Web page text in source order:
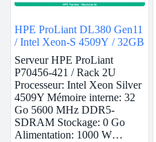
HPE ProLiant DL380 Gen11
/ Intel Xeon-S 4509Y / 32GB
Serveur HPE ProLiant
P70456-421 / Rack 2U
Processeur: Intel Xeon Silver
4509Y Mémoire interne: 32
Go 5600 MHz DDR5-
SDRAM Stockage: 0 Go
Alimentation: 1000 W…